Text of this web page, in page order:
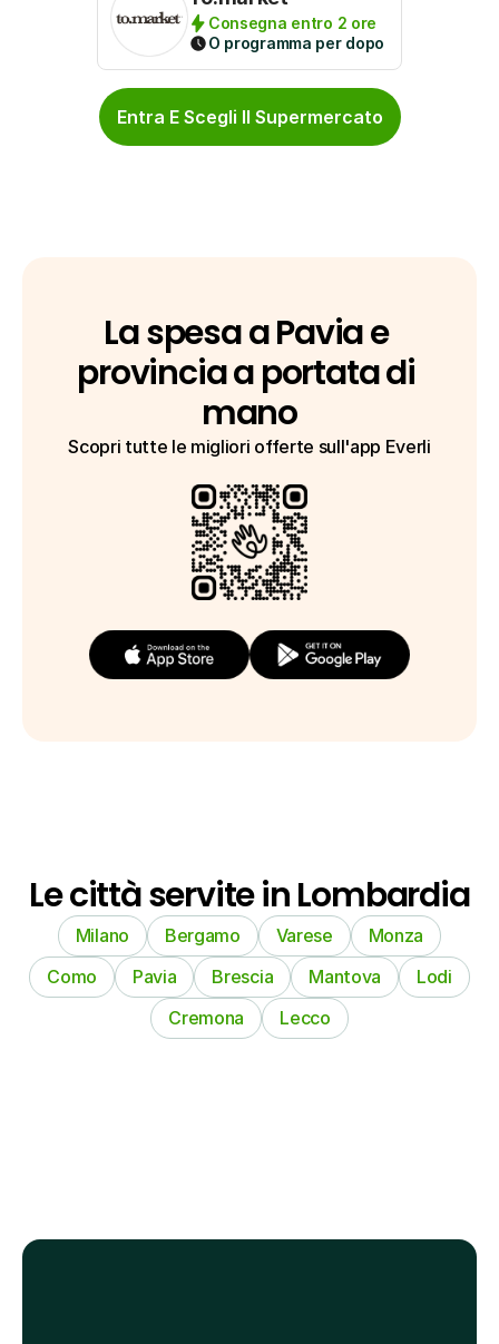
Consegna entro 2 ore
O programma per dopo
Entra E Scegli Il Supermercato
La spesa a Pavia e
provincia a portata di
mano
Scopri tutte le migliori offerte sull'app Everli
Le città servite in Lombardia
Milano Bergamo Varese
Monza
Como
Pavia Brescia Mantova
Lodi
Cremona
Lecco